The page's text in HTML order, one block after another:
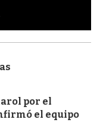
por el
el equipo